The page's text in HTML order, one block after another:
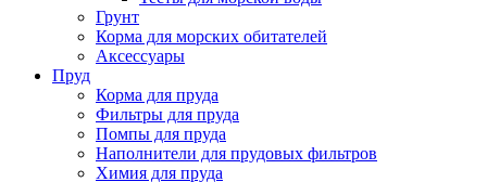
Грунт
Корма для морских обитателей
Аксессуары
Пруд
Корма для пруда
Фильтры для пруда
Помпы для пруда
Наполнители для прудовых фильтров
Химия для пруда